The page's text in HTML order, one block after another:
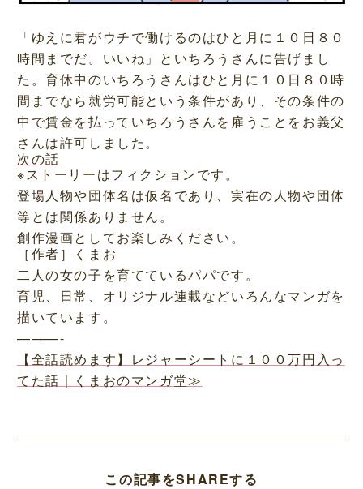
「ゆえに君がウチで働けるのはひと月に１０日８０
時間までだ。いいね」といちろうさんに告げまし
た。育休中のいちろうさんはひと月に１０日８０時
間までなら就労可能という条件があり、その条件の
中で賃金を払っていちろうさんを雇うことをお義父
さんは許可しました。
次の話
※ストーリーはフィクションです。
登場人物や団体名は仮名であり、実在の人物や団体
等とは関係ありません。
創作漫画としてお楽しみください。
［作者］くまお
二人の女の子を育てているパパです。
育児、日常、オリジナル連載などいろんなマンガを
描いています。
———-
【全話読めます】レジャーシートに１００万円入っ
てた話｜くまおのマンガ堂≫
この記事をSHAREする